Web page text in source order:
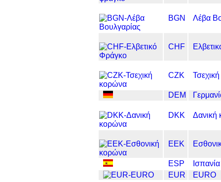
BGN Λέβα
CHF
CZK
DEM
DKK Δανική
EEK
ESP
EUR
EURO